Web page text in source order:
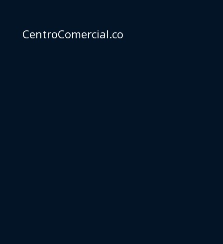
CentroComercial.co